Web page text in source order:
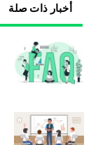
أخبار ذات صلة